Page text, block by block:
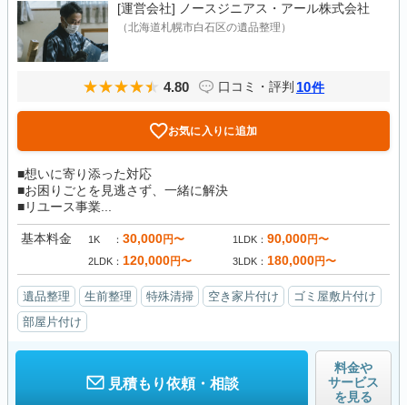
[運営会社] ノースジニアス・アール株式会社
（北海道札幌市白石区の遺品整理）
4.80 口コミ・評判 10件
お気に入りに追加
■想いに寄り添った対応
■お困りごとを見逃さず、一緒に解決
■リユース事業...
基本料金 1K 30,000円〜 1LDK 90,000円〜
2LDK 120,000円〜 3LDK 180,000円〜
遺品整理 生前整理 特殊清掃 空き家片付け
ゴミ屋敷片付け
部屋片付け
見積もり依頼・相談
料金や
サービス
を見る